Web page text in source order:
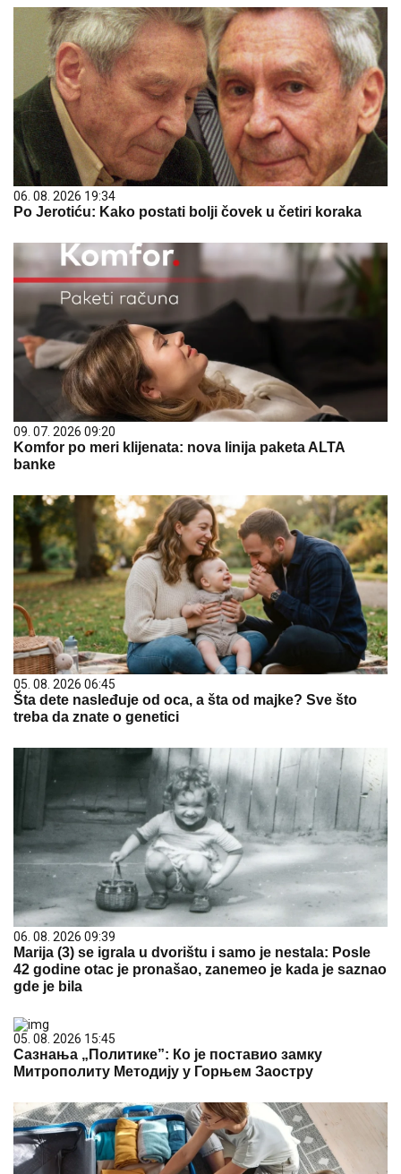
06. 08. 2026 19:34
Po Jerotiću: Kako postati bolji čovek u četiri koraka
09. 07. 2026 09:20
Komfor po meri klijenata: nova linija paketa ALTA
banke
05. 08. 2026 06:45
Šta dete nasleđuje od oca, a šta od majke? Sve što
treba da znate o genetici
06. 08. 2026 09:39
Marija (3) se igrala u dvorištu i samo je nestala: Posle
42 godine otac je pronašao, zanemeo je kada je saznao
gde je bila
05. 08. 2026 15:45
Сазнања „Политике”: Ко је поставио замку
Митрополиту Методију у Горњем Заостру